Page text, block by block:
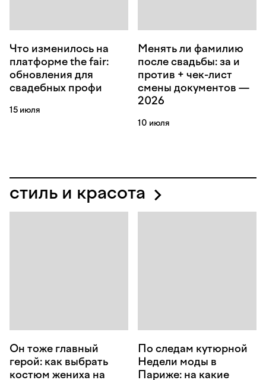
Что изменилось на
платформе the fair:
обновления для
свадебных профи
15 июля
Менять ли фамилию
после свадьбы: за и
против + чек-лист
смены документов —
2026
10 июля
стиль и красота
Он тоже главный
герой: как выбрать
костюм жениха на
По следам кутюрной
Недели моды в
Париже: на какие